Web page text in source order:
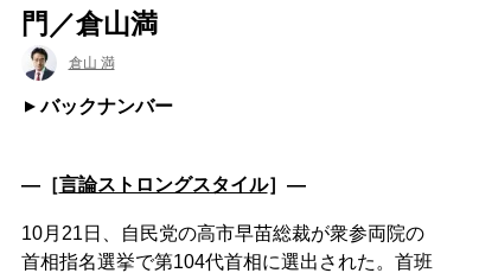
門／倉山満
倉山 満
バックナンバー
―［言論ストロングスタイル］―
10月21日、自民党の高市早苗総裁が衆参両院の
首相指名選挙で第104代首相に選出された。首班